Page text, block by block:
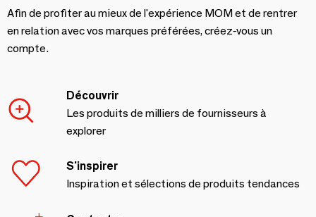
Afin de profiter au mieux de l'expérience MOM et de rentrer
en relation avec vos marques préférées, créez-vous un
compte.
Découvrir
Les produits de milliers de fournisseurs à
explorer
S'inspirer
Inspiration et sélections de produits tendances